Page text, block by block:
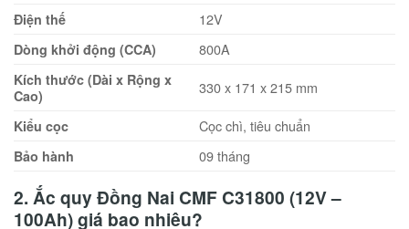
Điện thế 12V
Dòng khởi động (CCA) 800A
Kích thước (Dài x Rộng x
Cao)
330 x 171 x 215 mm
Kiểu cọc Cọc chì, tiêu chuẩn
Bảo hành 09 tháng
2. Ắc quy Đồng Nai CMF C31800 (12V –
100Ah) giá bao nhiêu?